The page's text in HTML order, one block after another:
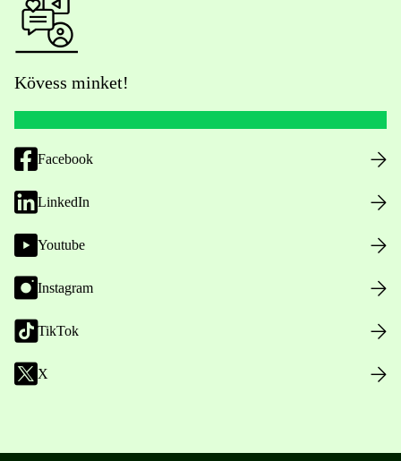
Kövess minket!
Facebook
LinkedIn
Youtube
Instagram
TikTok
X